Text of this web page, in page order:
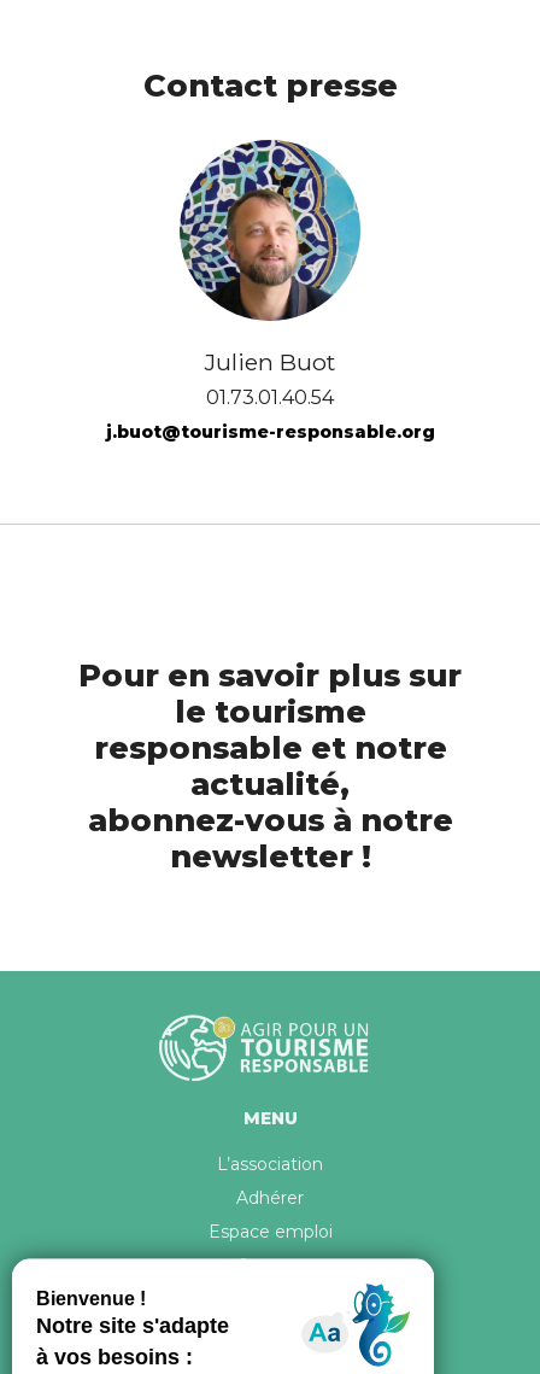
Contact presse
Julien Buot
01.73.01.40.54
j.buot@tourisme-responsable.org
Pour en savoir plus sur
le tourisme
responsable et notre
actualité,
abonnez-vous à notre
newsletter !
MENU
L’association
Adhérer
Espace emploi
Contact